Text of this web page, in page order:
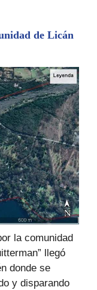
de Licán
la comunidad
llegó
donde se
y disparando